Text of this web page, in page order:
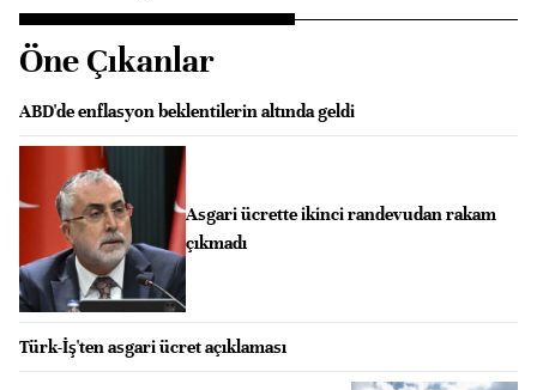
Öne Çıkanlar
ABD'de enflasyon beklentilerin altında geldi
Asgari ücrette ikinci randevudan rakam
çıkmadı
Türk-İş'ten asgari ücret açıklaması